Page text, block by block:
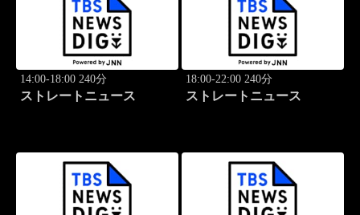
14:00-18:00 240分
ストレートニュース
18:00-22:00 240分
ストレートニュース